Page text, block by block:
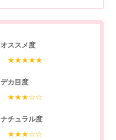
オススメ度
★★★★★
デカ目度
★★★☆☆
ナチュラル度
★★★☆☆